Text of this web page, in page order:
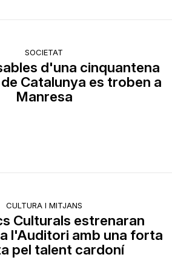
SOCIETAT
d'una cinquantena
Catalunya es troben a
Manresa
CULTURA I MITJANS
Culturals estrenaran
l'Auditori amb una forta
pel talent cardoní